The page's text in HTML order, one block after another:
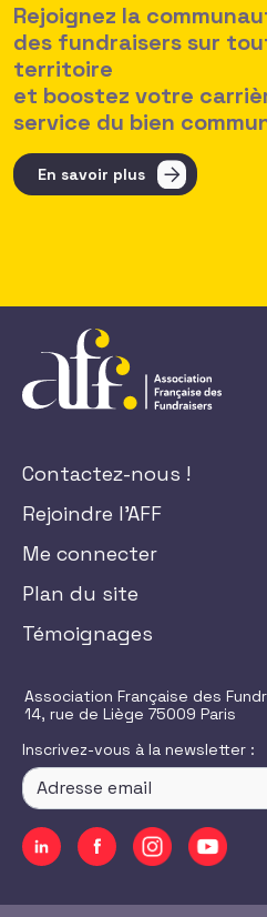
Rejoignez la
des fundraisers sur
territoire
et boostez votre
service du bien
En savoir plus
Contactez-nous !
Rejoindre l'AFF
Me connecter
Plan du site
Témoignages
Association Française des
14, rue de Liège 75009 Paris
Inscrivez-vous à la newsletter :